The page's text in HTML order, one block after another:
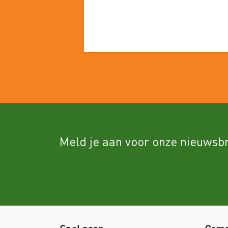
Meld je aan voor onze